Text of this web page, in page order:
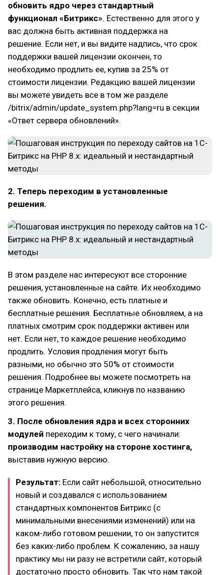
обновить ядро через стандартный
функционал «Битрикс». Естественно для этого у
вас должна быть активная поддержка на
решение. Если нет, и вы видите надпись, что срок
поддержки вашей лицензии окончен, то
необходимо продлить ее, купив за 25% от
стоимости лицензии. Редакцию вашей лицензии
вы можете увидеть все в том же разделе
/bitrix/admin/update_system.php?lang=ru в секции
«Ответ сервера обновлений».
2. Теперь переходим в установленные
решения.
В этом разделе нас интересуют все сторонние
решения, установленные на сайте. Их необходимо
также обновить. Конечно, есть платные и
бесплатные решения. Бесплатные обновляем, а на
платных смотрим срок поддержки активен или
нет. Если нет, то каждое решение необходимо
продлить. Условия продления могут быть
разными, но обычно это 50% от стоимости
решения. Подробнее вы можете посмотреть на
странице Маркетплейса, кликнув по названию
этого решения.
3. После обновления ядра и всех сторонних
модулей переходим к тому, с чего начинали:
производим настройку на стороне хостинга,
выставив нужную версию.
Результат: Если сайт небольшой, относительно
новый и создавался с использованием
стандартных компонентов Битрикс (с
минимальными внесениями изменений) или на
каком-либо готовом решении, то он запустится
без каких-либо проблем. К сожалению, за нашу
практику мы ни разу не встретили сайт, который
достаточно просто обновить. Так что нам такой